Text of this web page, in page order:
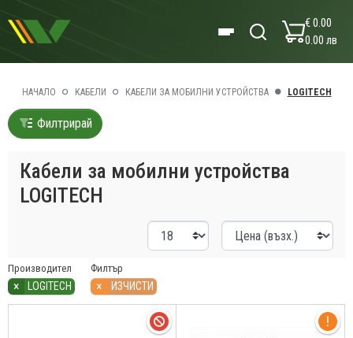
€ 0.00
0.00 лв
НАЧАЛО КАБЕЛИ КАБЕЛИ ЗА МОБИЛНИ УСТРОЙСТВА LOGITECH
Филтрирай
Кабели за мобилни устройства
LOGITECH
Производител
× LOGITECH
Филтър
× ИЗЧИСТИ